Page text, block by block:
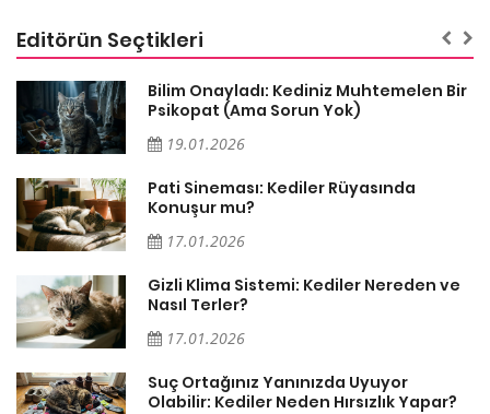
Editörün Seçtikleri
Bilim Onayladı: Kediniz Muhtemelen Bir
Psikopat (Ama Sorun Yok)
19.01.2026
Pati Sineması: Kediler Rüyasında
Konuşur mu?
17.01.2026
Gizli Klima Sistemi: Kediler Nereden ve
Nasıl Terler?
17.01.2026
Suç Ortağınız Yanınızda Uyuyor
Olabilir: Kediler Neden Hırsızlık Yapar?